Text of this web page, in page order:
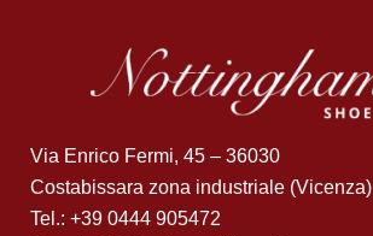
Via Enrico Fermi, 45 – 36030
Costabissara zona industriale (Vicenza)
Tel.: +39 0444 905472